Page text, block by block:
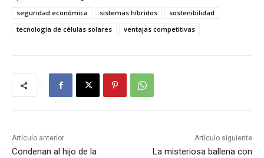
seguridad económica
sistemas híbridos
sostenibilidad
tecnología de células solares
ventajas competitivas
Artículo anterior
Condenan al hijo de la
Artículo siguiente
La misteriosa ballena con